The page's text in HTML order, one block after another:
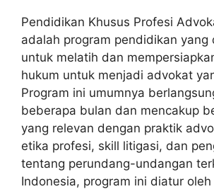
Pendidikan Khusus Profesi
adalah program pendidikan yang
untuk melatih dan
hukum untuk menjadi advokat
Program ini umumnya
beberapa bulan dan mencakup
yang relevan dengan praktik
etika profesi, skill litigasi, dan
tentang perundang-undangan
Indonesia, program ini diatur